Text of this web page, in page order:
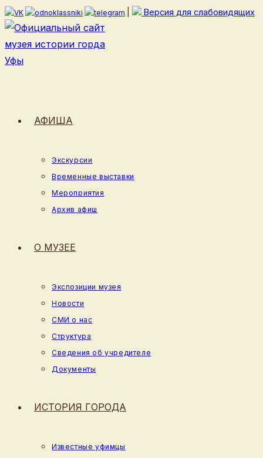
Перейти
к
содержимому
Версия для слабовидящих
АФИША
Экскурсии
Временные выставки
Мероприятия
Архив афиш
О МУЗЕЕ
Экспозиции музея
Новости
СМИ о нас
Структура
Сведения об учредителе
Документы
ИСТОРИЯ ГОРОДА
Известные уфимцы